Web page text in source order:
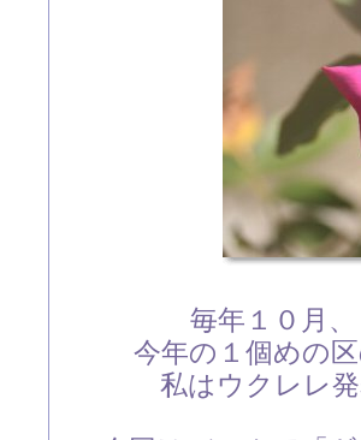
毎年１０月
今年の１個めの
私はウクレレ